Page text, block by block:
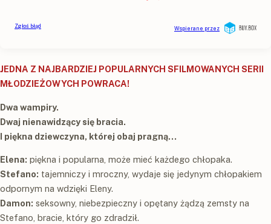
JEDNA Z NAJBARDZIEJ POPULARNYCH SFILMOWANYCH SERII
MŁODZIEŻOWYCH POWRACA!
Dwa wampiry.
Dwaj nienawidzący się bracia.
I piękna dziewczyna, której obaj pragną...
Elena: piękna i popularna, może mieć każdego chłopaka.
Stefano: tajemniczy i mroczny, wydaje się jedynym chłopakiem
odpornym na wdzięki Eleny.
Damon: seksowny, niebezpieczny i opętany żądzą zemsty na
Stefano, bracie, który go zdradził.